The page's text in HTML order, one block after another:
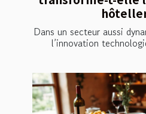
Dans un secteur aussi
l’innovation